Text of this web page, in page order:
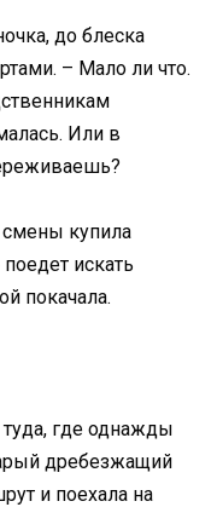
до блеска
– Мало ли что.
Или в
смены купила
искать
покачала.
туда, где однажды
дребезжащий
и поехала на